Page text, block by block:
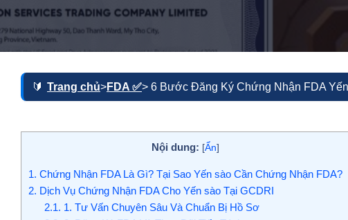
Trang chủ>FDA ✅> 6 Bước Đăng Ký Chứng Nhận FDA
Nội dung: [Ẩn]
1. Chứng Nhận FDA Là Gì? Tại Sao Yến sào Cần Chứng Nhận FDA?
2. Dịch Vụ Chứng Nhận FDA Cho Yến sào Tại GCDRI
2.1. 1. Tư Vấn Chuyên Sâu Và Chuẩn Bị Hồ Sơ